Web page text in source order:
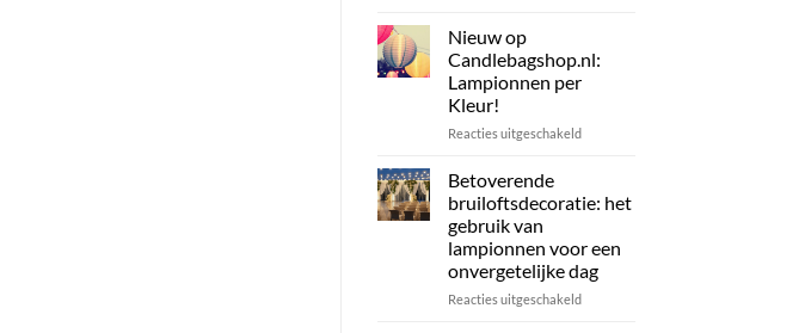
Duurzame
Verlichting
of
Nieuw op
Candlebagshop.nl:
Lampionnen per
Kleur!
Reacties uitgeschakeldvoor
Lampionnen
Kleur!
Betoverende
bruiloftsdecoratie: het
gebruik van
lampionnen voor een
onvergetelijke dag
Reacties uitgeschakeldvoor